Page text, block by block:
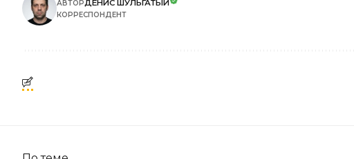
АВТОРДЕНИС ШУЛЬГАТЫЙ
КОРРЕСПОНДЕНТ